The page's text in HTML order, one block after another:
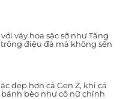
váy hoa sặc sỡ như Tăng
điệu đà mà không sến
đẹp hơn cả Gen Z, khi cá
bèo như cô nữ chính